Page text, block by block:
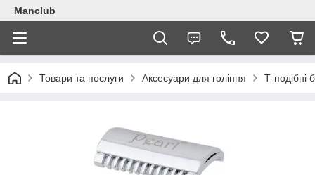
Manclub
Товари та послуги Аксесуари для гоління Т-подібні